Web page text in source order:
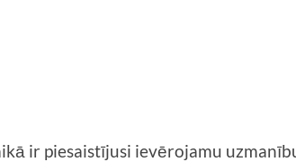
ir piesaistījusi ievērojamu